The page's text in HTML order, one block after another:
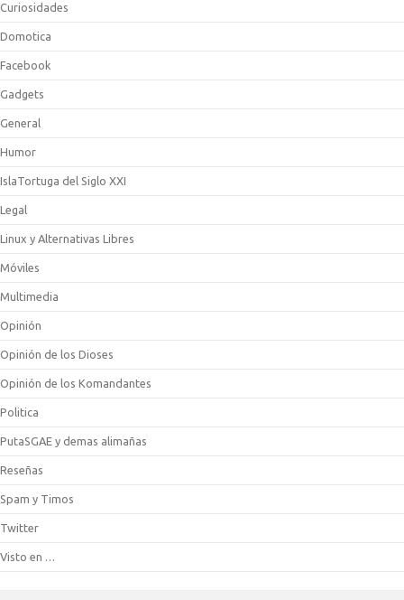
Curiosidades
Domotica
Facebook
Gadgets
General
Humor
IslaTortuga del Siglo XXI
Legal
Linux y Alternativas Libres
Móviles
Multimedia
Opinión
Opinión de los Dioses
Opinión de los Komandantes
Politica
PutaSGAE y demas alimañas
Reseñas
Spam y Timos
Twitter
Visto en …